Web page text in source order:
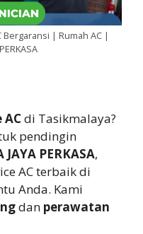
Bergaransi | Rumah AC |
ACdi Tasikmalaya?
pendingin
JAYA PERKASA,
AC terbaik di
Anda. Kami
dan perawatan